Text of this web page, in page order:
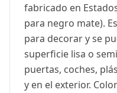
fabricado en
para negro mate).
para decorar y se
superficie lisa o
puertas, coches,
y en el exterior.